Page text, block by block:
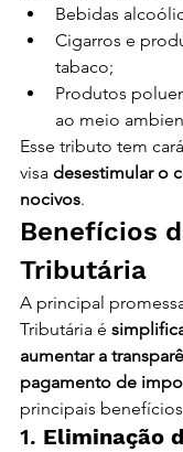
Bebidas
Cigarros e
tabaco;
Produtos
ao meio
Esse tributo tem
visa desestimular o
nocivos.
Benefícios
Tributária
A principal
Tributária é
aumentar a
pagamento de
principais
1. Eliminação